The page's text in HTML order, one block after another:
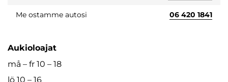
Me ostamme autosi 06 420 1841
Aukioloajat
må – fr 10 – 18
lö 10 – 16